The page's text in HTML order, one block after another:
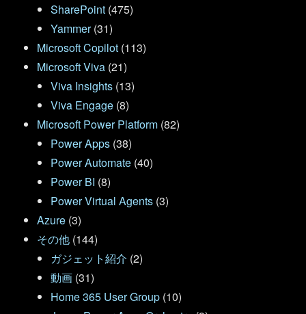
SharePoint (475)
Yammer(31)
Microsoft Copilot (113)
Microsoft Viva (21)
Viva Insights (13)
Viva Engage (8)
Microsoft Power Platform (82)
Power Apps (38)
Power Automate (40)
Power BI (8)
Power Virtual Agents (3)
Azure (3)
その他 (144)
ガジェット紹介 (2)
動画 (31)
Home 365 User Group (10)